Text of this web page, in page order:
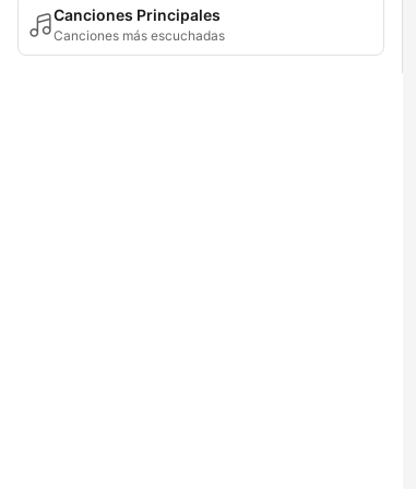
Canciones Principales
Canciones más escuchadas